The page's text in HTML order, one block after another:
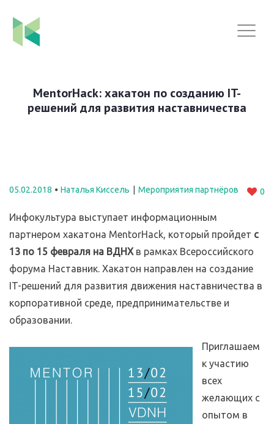
MentorHack: хакатон по созданию IT-
решений для развития наставничества
05.02.2018 Наталья Киссель Мероприятия партнёров 0
Инфокультура выступает информационным
партнером хакатона MentorHack, который пройдет с
13 по 15 февраля на ВДНХв рамках Всероссийского
форума Наставник. Хакатон направлен на создание
IT-решений для развития движения наставничества в
корпоративной среде, предпринимательстве и
образовании.
Приглашаем
к участию
всех
желающих с
опытом в